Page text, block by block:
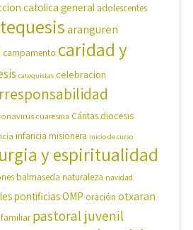
catolica general adolescentes
aranguren
campamento caridad y
catequistas celebracion
cuaresma Cáritas diocesis
infancia misionera inicio de curso
y espiritualidad
balmaseda naturaleza navidad
pontificiasOMP oración otxaran
pastoral juvenil